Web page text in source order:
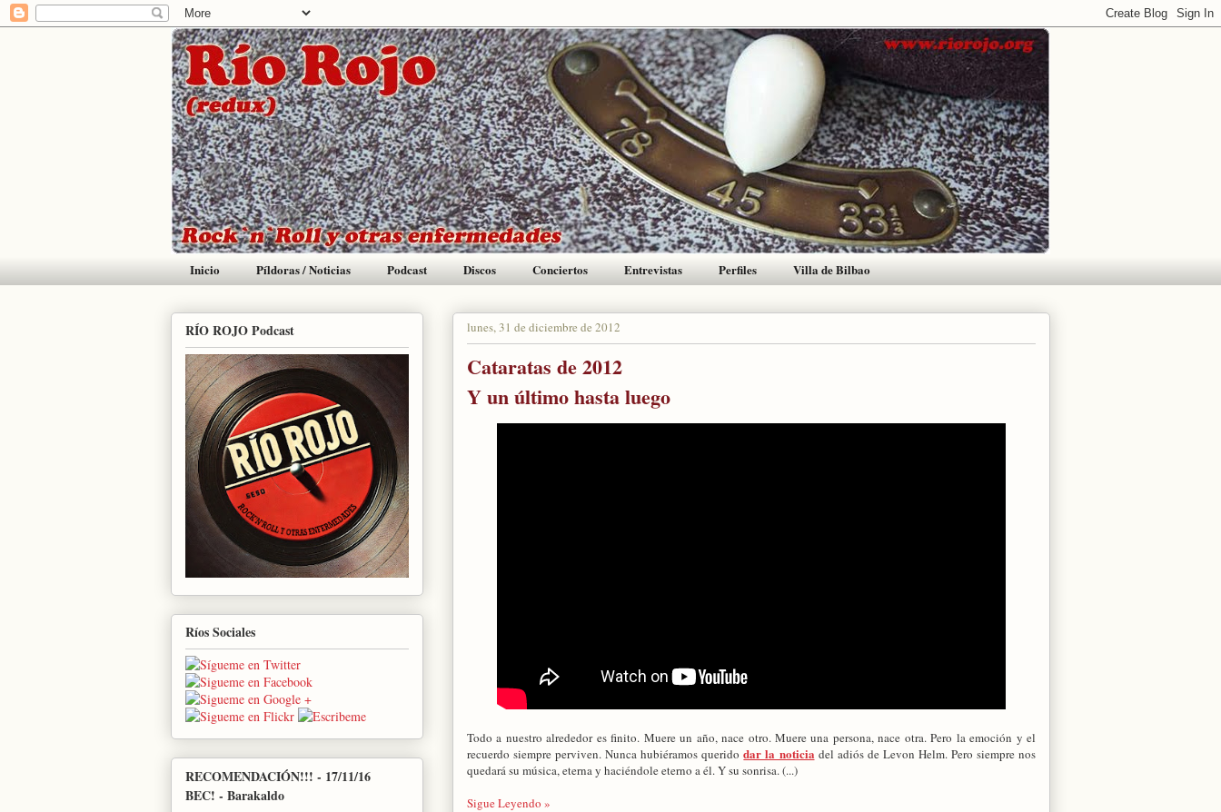
Inicio Píldoras / Noticias Podcast Discos Conciertos Entrevistas Perfiles Villa de Bilbao
lunes, 31 de diciembre de 2012
Cataratas de 2012
Y un último hasta luego
Todo a nuestro alrededor es finito. Muere un año, nace otro. Muere una persona, nace otra. Pero la emoción y el
recuerdo siempre perviven. Nunca hubiéramos queridodar la noticia del adiós de Levon Helm. Pero siempre nos
quedará su música, eterna y haciéndole eterno a él. Y su sonrisa. (...)
Sigue Leyendo »
RÍO ROJO Podcast
Ríos Sociales
RECOMENDACIÓN!!! - 17/11/16
BEC! - Barakaldo